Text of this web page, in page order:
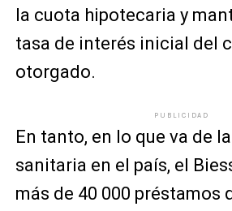
la cuota hipotecaria y
tasa de interés inicial del
otorgado.
PUBLICIDAD
En tanto, en lo que va de
sanitaria en el país, el
más de 40 000 préstamos